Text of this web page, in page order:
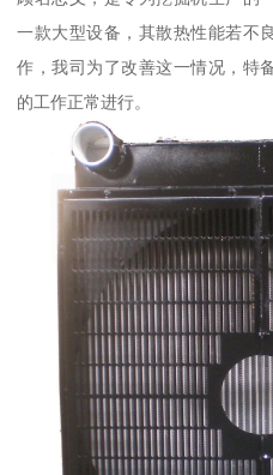
一款大型设备，其散热性能若不
作，我司为了改善这一情况，特
的工作正常进行。